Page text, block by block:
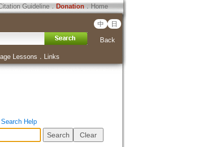
Guideline． Donation．Home
中 日
Back
Lessons ． Links
Search Help